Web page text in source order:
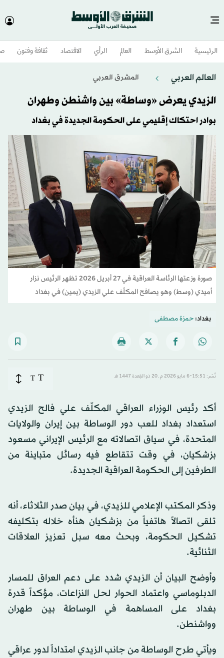
الرئيسية الشرق الأوسط​ العالم الرأي الاقتصاد ثقافة وفنون
العالم العربي المشرق العربي
الزيدي يعرض «وساطة» بين واشنطن وطهران
‏بوادر احتكاك إقليمي على الحكومة الجديدة في بغداد
صورة وزعتها الرئاسة العراقية في 27 أبريل 2026 تظهر الرئيس نزار
أميدي (وسط) وهو يصافح المكلّف علي الزيدي (يمين) في بغداد
بغداد:حمزة مصطفى
نُشر: 15:51-6 مايو 2026 م ـ 20 ذو القِعدة 1447 هـ T
T
أكد رئيس الوزراء العراقي المكلّف علي فالح الزيدي
استعداد بغداد للعب دور الوساطة بين إيران والولايات
المتحدة، في سياق اتصالاته مع الرئيس الإيراني مسعود
بزشكيان، في وقت تتقاطع فيه رسائل متباينة من
الطرفين إلى الحكومة العراقية الجديدة.
وذكر المكتب الإعلامي للزيدي، في بيان صدر الثلاثاء، أنه
تلقى اتصالاً هاتفياً من بزشكيان هنأه خلاله بتكليفه
تشكيل الحكومة، وبحث معه سبل تعزيز العلاقات
الثنائية.
وأوضح البيان أن الزيدي شدد على دعم العراق للمسار
الدبلوماسي واعتماد الحوار لحل النزاعات، مؤكداً قدرة
بغداد على المساهمة في الوساطة بين طهران
وواشنطن.
ويأتي طرح الوساطة من جانب الزيدي امتداداً لدور عراقي